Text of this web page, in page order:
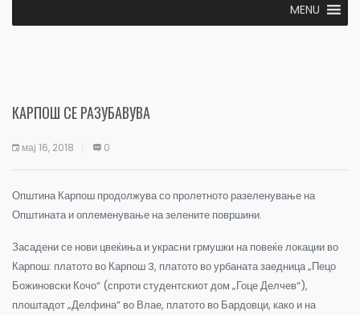
MENU
КАРПОШ СЕ РАЗУБАВУВА
мај 16, 2018 0
Општина Карпош продолжува со пролетното разеленување на
Општината и оплеменување на зелените површини.
Засадени се нови цвеќиња и украсни грмушки на повеќе локации во
Карпош: платото во Карпош 3, платото во урбаната заедница „Пецо
Божиновски Кочо“ (спроти студентскиот дом „Гоце Делчев“),
плоштадот „Делфина” во Влае, платото во Бардовци, како и на